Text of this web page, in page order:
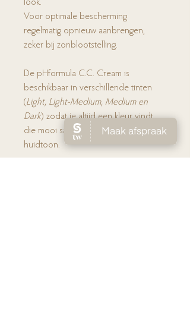
look.
Voor optimale bescherming
regelmatig opnieuw aanbrengen,
zeker bij zonblootstelling.
De pHformula C.C. Cream is
beschikbaar in verschillende tinten
(Light, Light-Medium, Medium en
Dark) zodat je altijd een kleur vindt
die mooi samenvalt met jouw
huidtoon.